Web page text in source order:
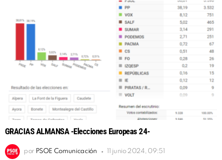
GRACIAS ALMANSA -Elecciones Europeas 24-
por PSOE Comunicación 11 junio 2024, 09:51